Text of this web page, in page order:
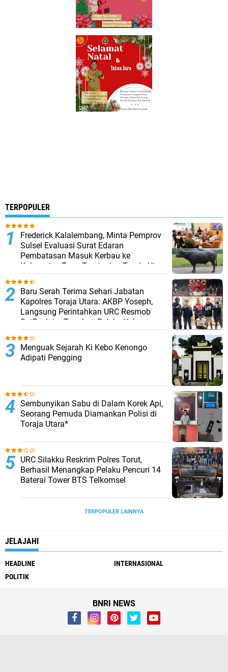
TERPOPULER
Frederick Kalalembang, Minta Pemprov
Sulsel Evaluasi Surat Edaran
Pembatasan Masuk Kerbau ke
Kabupaten Tana Toraja dan Toraja Utara
Baru Serah Terima Sehari Jabatan
Kapolres Toraja Utara: AKBP Yoseph,
Langsung Perintahkan URC Resmob
SatReskrim Tangkap Pelaku Kekerasan
Seksual Anak Di Bawah Umur
Menguak Sejarah Ki Kebo Kenongo
Adipati Pengging
Sembunyikan Sabu di Dalam Korek Api,
Seorang Pemuda Diamankan Polisi di
Toraja Utara*
URC Silakku Reskrim Polres Torut,
Berhasil Menangkap Pelaku Pencuri 14
Baterai Tower BTS Telkomsel
TERPOPULER LAINNYA
JELAJAHI
HEADLINE
INTERNASIONAL
POLITIK
BNRI NEWS